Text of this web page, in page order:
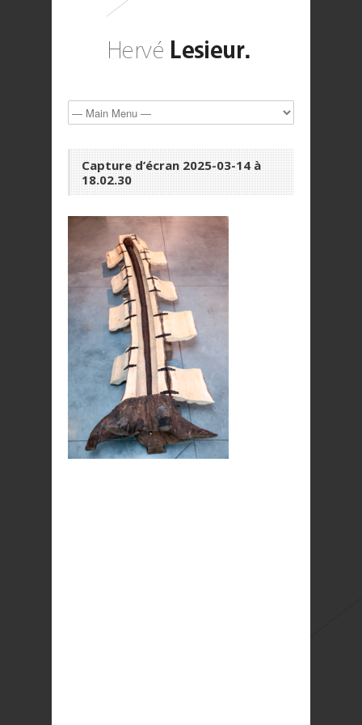
Capture d’écran 2025-03-14 à
18.02.30